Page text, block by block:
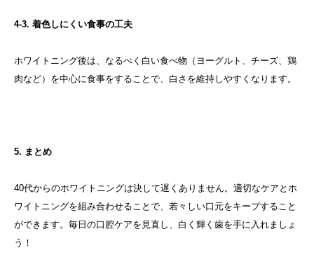
4-3. 着色しにくい食事の工夫
ホワイトニング後は、なるべく白い食べ物（ヨーグルト、チーズ、鶏
肉など）を中心に食事をすることで、白さを維持しやすくなります。
5. まとめ
40代からのホワイトニングは決して遅くありません。適切なケアとホ
ワイトニングを組み合わせることで、若々しい口元をキープすること
ができます。毎日の口腔ケアを見直し、白く輝く歯を手に入れましょ
う！